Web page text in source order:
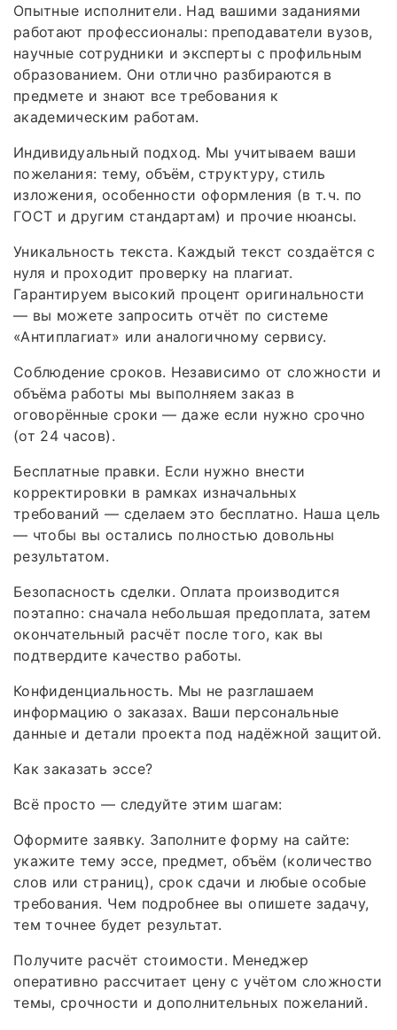
Опытные исполнители. Над вашими заданиями
работают профессионалы: преподаватели вузов,
научные сотрудники и эксперты с профильным
образованием. Они отлично разбираются в
предмете и знают все требования к
академическим работам.
Индивидуальный подход. Мы учитываем ваши
пожелания: тему, объём, структуру, стиль
изложения, особенности оформления (в т. ч. по
ГОСТ и другим стандартам) и прочие нюансы.
Уникальность текста. Каждый текст создаётся с
нуля и проходит проверку на плагиат.
Гарантируем высокий процент оригинальности
— вы можете запросить отчёт по системе
«Антиплагиат» или аналогичному сервису.
Соблюдение сроков. Независимо от сложности и
объёма работы мы выполняем заказ в
оговорённые сроки — даже если нужно срочно
(от 24 часов).
Бесплатные правки. Если нужно внести
корректировки в рамках изначальных
требований — сделаем это бесплатно. Наша цель
— чтобы вы остались полностью довольны
результатом.
Безопасность сделки. Оплата производится
поэтапно: сначала небольшая предоплата, затем
окончательный расчёт после того, как вы
подтвердите качество работы.
Конфиденциальность. Мы не разглашаем
информацию о заказах. Ваши персональные
данные и детали проекта под надёжной защитой.
Как заказать эссе?
Всё просто — следуйте этим шагам:
Оформите заявку. Заполните форму на сайте:
укажите тему эссе, предмет, объём (количество
слов или страниц), срок сдачи и любые особые
требования. Чем подробнее вы опишете задачу,
тем точнее будет результат.
Получите расчёт стоимости. Менеджер
оперативно рассчитает цену с учётом сложности
темы, срочности и дополнительных пожеланий.